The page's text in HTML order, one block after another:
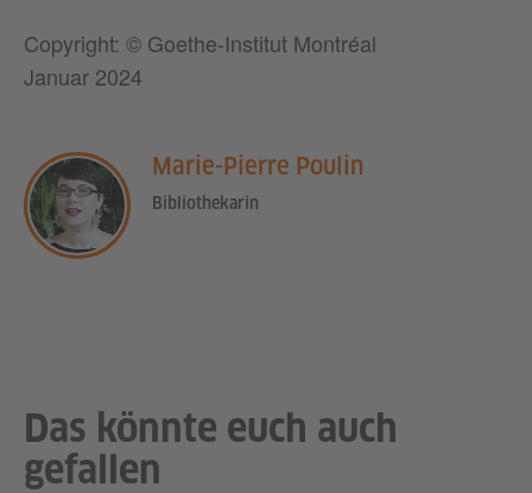
Copyright: © Goethe-Institut Montréal
Januar 2024
Marie-Pierre Poulin
Bibliothekarin
Das könnte euch auch
gefallen